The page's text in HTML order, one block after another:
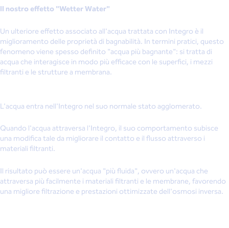
Il nostro effetto "Wetter Water"
Un ulteriore effetto associato all'acqua trattata con Integro è il
miglioramento delle proprietà di bagnabilità. In termini pratici, questo
fenomeno viene spesso definito "acqua più bagnante": si tratta di
acqua che interagisce in modo più efficace con le superfici, i mezzi
filtranti e le strutture a membrana.
L'acqua entra nell'Integro nel suo normale stato agglomerato.
Quando l'acqua attraversa l'Integro, il suo comportamento subisce
una modifica tale da migliorare il contatto e il flusso attraverso i
materiali filtranti.
Il risultato può essere un'acqua "più fluida", ovvero un'acqua che
attraversa più facilmente i materiali filtranti e le membrane, favorendo
una migliore filtrazione e prestazioni ottimizzate dell'osmosi inversa.